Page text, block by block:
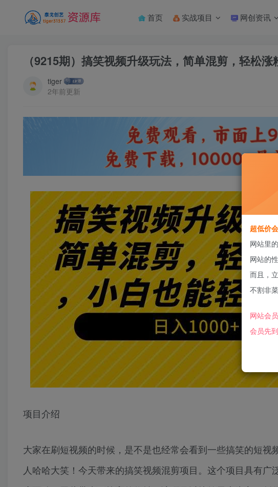
首页 实战项目 网创资讯
（9215期）搞笑视频升级玩法，简单混剪，轻松
tiger
2年前更新
项目介绍
大家在刷短视频的时候，是不是也经常会看到一些搞笑的短
人哈哈大笑！今天带来的搞笑视频混剪项目。这个项目具有
超低价
网站里
网站的
而且，
不割非
网站会
会员先